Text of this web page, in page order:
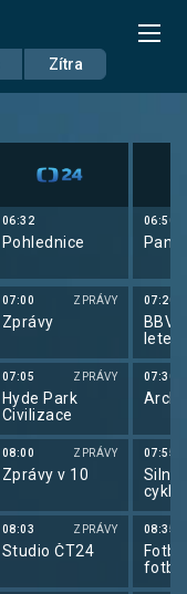
Zítra
06:32
Pohlednice
07:00 ZPRÁVY
Zprávy
07:05 ZPRÁVY
Hyde Park
Civilizace
08:00 ZPRÁVY
Zprávy v 10
08:03 ZPRÁVY
Studio ČT24
06:50
07:20
BBV
07:30
07:55
de
08:35
2026